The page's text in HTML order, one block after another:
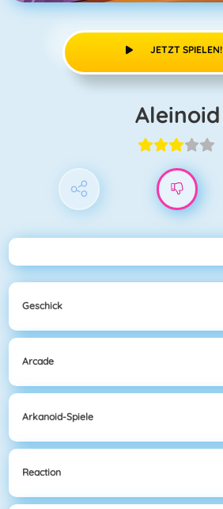
JETZT SPIELEN!
Aleinoid
Geschick
Arcade
Arkanoid-Spiele
Reaction